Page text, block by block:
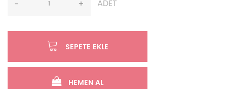
- + ADET
SEPETE EKLE
HEMEN AL